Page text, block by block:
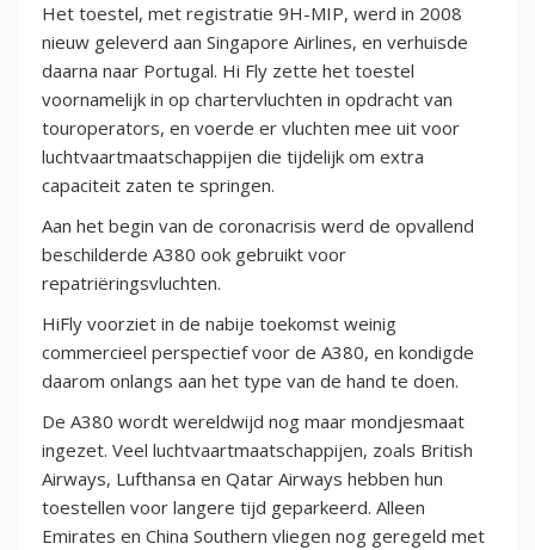
Het toestel, met registratie 9H-MIP, werd in 2008
nieuw geleverd aan Singapore Airlines, en verhuisde
daarna naar Portugal. Hi Fly zette het toestel
voornamelijk in op chartervluchten in opdracht van
touroperators, en voerde er vluchten mee uit voor
luchtvaartmaatschappijen die tijdelijk om extra
capaciteit zaten te springen.
Aan het begin van de coronacrisis werd de opvallend
beschilderde A380 ook gebruikt voor
repatriëringsvluchten.
HiFly voorziet in de nabije toekomst weinig
commercieel perspectief voor de A380, en kondigde
daarom onlangs aan het type van de hand te doen.
De A380 wordt wereldwijd nog maar mondjesmaat
ingezet. Veel luchtvaartmaatschappijen, zoals British
Airways, Lufthansa en Qatar Airways hebben hun
toestellen voor langere tijd geparkeerd. Alleen
Emirates en China Southern vliegen nog geregeld met